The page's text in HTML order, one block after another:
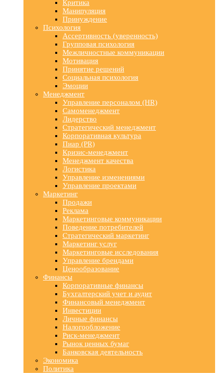
Критика
Манипуляция
Принуждение
Психология
Ассертивность (уверенность)
Групповая психология
Межличностные коммуникации
Мотивация
Принятие решений
Социальная психология
Эмоции
Менеджмент
Управление персоналом (HR)
Самоменеджмент
Лидерство
Стратегический менеджмент
Корпоративная культура
Пиар (PR)
Кризис-менеджмент
Менеджмент качества
Логистика
Управление изменениями
Управление проектами
Маркетинг
Продажи
Реклама
Маркетинговые коммуникации
Поведение потребителей
Стратегический маркетинг
Маркетинг услуг
Маркетинговые исследования
Управление брендами
Ценообразование
Финансы
Корпоративные финансы
Бухгалтерский учет и аудит
Финансовый менеджмент
Инвестиции
Личные финансы
Налогообложение
Риск-менеджмент
Рынок ценных бумаг
Банковская деятельность
Экономика
Политика